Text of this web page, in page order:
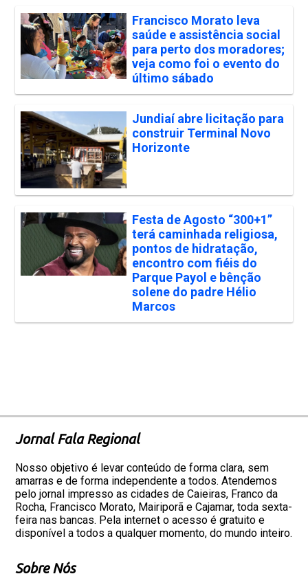
Francisco Morato leva
saúde e assistência social
para perto dos moradores;
veja como foi o evento do
último sábado
Jundiaí abre licitação para
construir Terminal Novo
Horizonte
Festa de Agosto “300+1”
terá caminhada religiosa,
pontos de hidratação,
encontro com fiéis do
Parque Payol e bênção
solene do padre Hélio
Marcos
Jornal Fala Regional
Nosso objetivo é levar conteúdo de forma clara, sem
amarras e de forma independente a todos. Atendemos
pelo jornal impresso as cidades de Caieiras, Franco da
Rocha, Francisco Morato, Mairiporã e Cajamar, toda sexta-
feira nas bancas. Pela internet o acesso é gratuito e
disponível a todos a qualquer momento, do mundo inteiro.
Sobre Nós